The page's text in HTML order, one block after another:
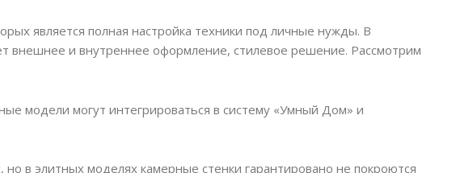
является полная настройка техники под личные нужды. В
внешнее и внутреннее оформление, стилевое решение. Рассмотрим
модели могут интегрироваться в систему «Умный Дом» и
в элитных моделях камерные стенки гарантировано не покроются